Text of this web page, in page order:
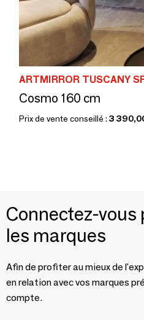
ARTMIRROR TUSCANY
Cosmo 160 cm
Prix de vente conseillé : 3
Connectez-
les marques
Afin de profiter au mieux de
en relation avec vos marques
compte.